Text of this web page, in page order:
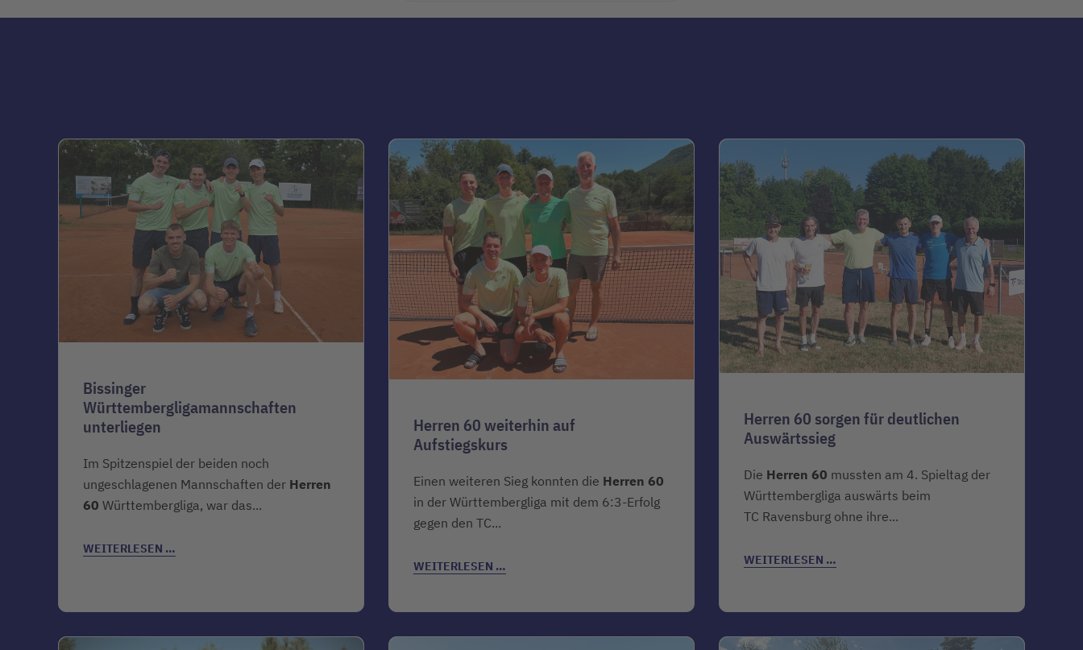
Bissinger
Württembergligamannschaften
unterliegen
Im Spitzenspiel der beiden noch
ungeschlagenen Mannschaften der Herren
60 Württembergliga, war das...
WEITERLESEN …
Herren 60 weiterhin auf
Aufstiegskurs
Einen weiteren Sieg konnten die Herren 60
in der Württembergliga mit dem 6:3-Erfolg
gegen den TC...
WEITERLESEN …
Herren 60 sorgen für deutlichen
Auswärtssieg
Die Herren 60 mussten am 4. Spieltag der
Württembergliga auswärts beim
TC Ravensburg ohne ihre...
WEITERLESEN …